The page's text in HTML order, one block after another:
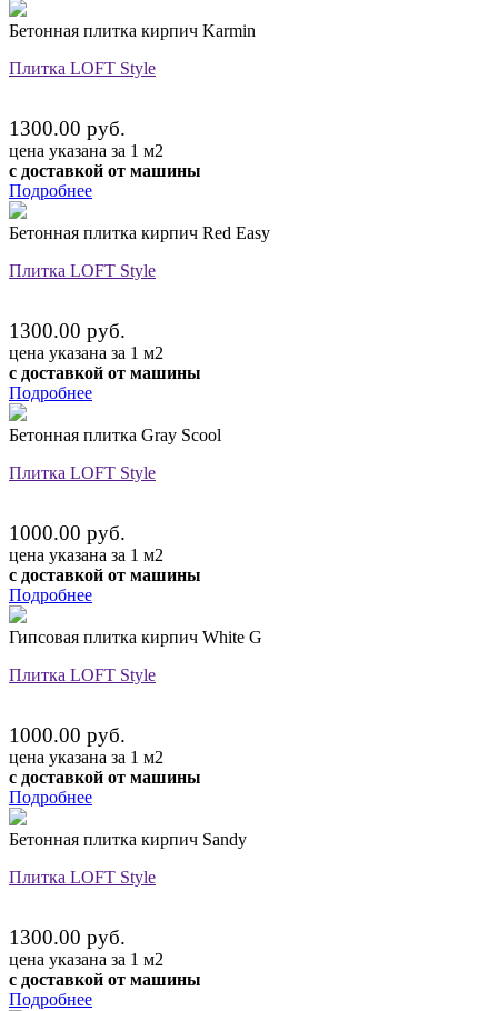
Бетонная плитка кирпич Karmin
Плитка LOFT Style
1300.00 руб.
цена указана за 1 м2
с доставкой от машины
Подробнее
Бетонная плитка кирпич Red Easy
Плитка LOFT Style
1300.00 руб.
цена указана за 1 м2
с доставкой от машины
Подробнее
Бетонная плитка Gray Scool
Плитка LOFT Style
1000.00 руб.
цена указана за 1 м2
с доставкой от машины
Подробнее
Гипсовая плитка кирпич White G
Плитка LOFT Style
1000.00 руб.
цена указана за 1 м2
с доставкой от машины
Подробнее
Бетонная плитка кирпич Sandy
Плитка LOFT Style
1300.00 руб.
цена указана за 1 м2
с доставкой от машины
Подробнее